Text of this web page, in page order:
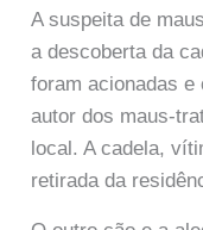
A suspeita de
a descoberta da
foram acionadas
autor dos maus-
local. A cadela,
retirada da